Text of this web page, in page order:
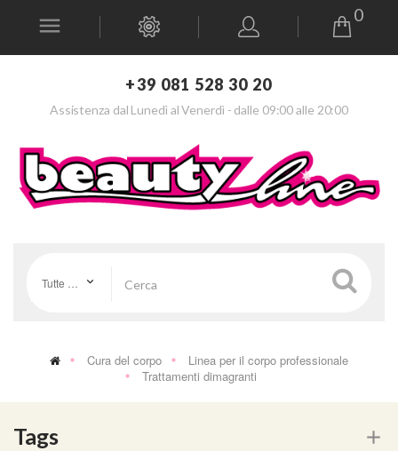
+39 081 528 30 20
Assistenza dal Lunedì al Venerdì - dalle 09:00 alle 20:00
0
Cura del corpo
Linea per il corpo professionale
Trattamenti dimagranti
Tags